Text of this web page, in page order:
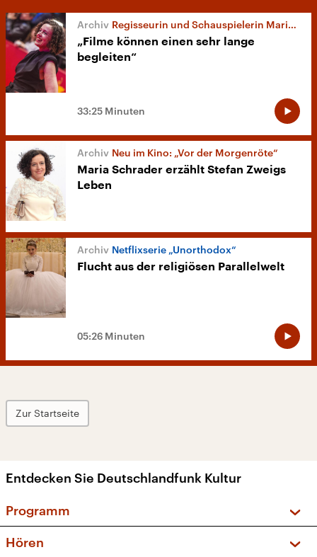
Regisseurin und Schauspielerin Maria Schrader
„Filme können einen sehr lange
begleiten“
33:25 Minuten
Neu im Kino: „Vor der Morgenröte“
Maria Schrader erzählt Stefan Zweigs
Leben
Netflixserie „Unorthodox“
Flucht aus der religiösen Parallelwelt
05:26 Minuten
Zur Startseite
Entdecken Sie Deutschlandfunk Kultur
Programm
Hören